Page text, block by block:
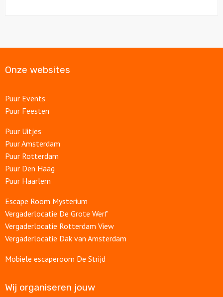
Onze websites
Puur Events
Puur Feesten
Puur Uitjes
Puur Amsterdam
Puur Rotterdam
Puur Den Haag
Puur Haarlem
Escape Room Mysterium
Vergaderlocatie De Grote Werf
Vergaderlocatie Rotterdam View
Vergaderlocatie Dak van Amsterdam
Mobiele escaperoom De Strijd
Wij organiseren jouw